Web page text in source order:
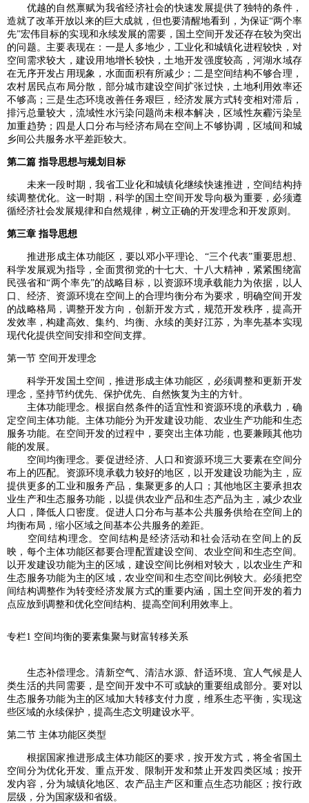
优越的自然禀赋为我省经济社会的快速发展提供了独特的条件，
造就了改革开放以来的巨大成就，但也要清醒地看到，为保证“两个率
先”宏伟目标的实现和永续发展的需要，国土空间开发还存在较为突出
的问题。主要表现在：一是人多地少，工业化和城镇化进程较快，对
空间需求较大，建设用地增长较快，土地开发强度较高，河湖水域存
在无序开发占用现象，水面面积有所减少；二是空间结构不够合理，
农村居民点布局分散，部分城市建设空间扩张过快，土地利用效率还
不够高；三是生态环境改善任务艰巨，经济发展方式转变相对滞后，
排污总量较大，流域性水污染问题尚未根本解决，区域性灰霾污染呈
加重趋势；四是人口分布与经济布局在空间上不够协调，区域间和城
乡间公共服务水平差距较大。
第二篇 指导思想与规划目标
未来一段时期，我省工业化和城镇化继续快速推进，空间结构持
续调整优化。这一时期，科学的国土空间开发导向极为重要，必须遵
循经济社会发展规律和自然规律，树立正确的开发理念和开发原则。
第三章 指导思想
推进形成主体功能区，要以邓小平理论、“三个代表”重要思想、
科学发展观为指导，全面贯彻党的十七大、十八大精神，紧紧围绕富
民强省和“两个率先”的战略目标，以资源环境承载能力为依据，以人
口、经济、资源环境在空间上的合理均衡分布为要求，明确空间开发
的战略格局，调整开发方向，创新开发方式，规范开发秩序，提高开
发效率，构建高效、集约、均衡、永续的美好江苏，为率先基本实现
现代化提供空间安排和空间支撑。
第一节 空间开发理念
科学开发国土空间，推进形成主体功能区，必须调整和更新开发
理念，坚持节约优先、保护优先、自然恢复为主的方针。
主体功能理念。根据自然条件的适宜性和资源环境的承载力，确
定空间主体功能。主体功能分为开发建设功能、农业生产功能和生态
服务功能。在空间开发的过程中，要突出主体功能，也要兼顾其他功
能的发展。
空间均衡理念。要促进经济、人口和资源环境三大要素在空间分
布上的匹配。资源环境承载力较好的地区，以开发建设功能为主，应
提供更多的工业和服务产品，集聚更多的人口；其他地区主要承担农
业生产和生态服务功能，以提供农业产品和生态产品为主，减少农业
人口，降低人口密度。促进人口分布与基本公共服务供给在空间上的
均衡布局，缩小区域之间基本公共服务的差距。
空间结构理念。空间结构是经济活动和社会活动在空间上的反
映，每个主体功能区都要合理配置建设空间、农业空间和生态空间。
以开发建设功能为主的区域，建设空间比例相对较大，以农业生产和
生态服务功能为主的区域，农业空间和生态空间比例较大。必须把空
间结构调整作为转变经济发展方式的重要内涵，国土空间开发的着力
点应放到调整和优化空间结构、提高空间利用效率上。
专栏1 空间均衡的要素集聚与财富转移关系
生态补偿理念。清新空气、清洁水源、舒适环境、宜人气候是人
类生活的共同需要，是空间开发中不可或缺的重要组成部分。要对以
生态服务功能为主的区域加大转移支付力度，维系生态平衡，实现这
些区域的永续保护，提高生态文明建设水平。
第二节 主体功能区类型
根据国家推进形成主体功能区的要求，按开发方式，将全省国土
空间分为优化开发、重点开发、限制开发和禁止开发四类区域；按开
发内容，分为城镇化地区、农产品主产区和重点生态功能区；按行政
层级，分为国家级和省级。